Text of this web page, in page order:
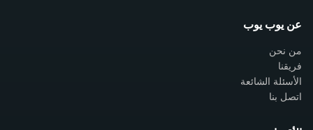
عن يوب يوب
من نحن
فريقنا
الأسئلة الشائعة
اتصل بنا